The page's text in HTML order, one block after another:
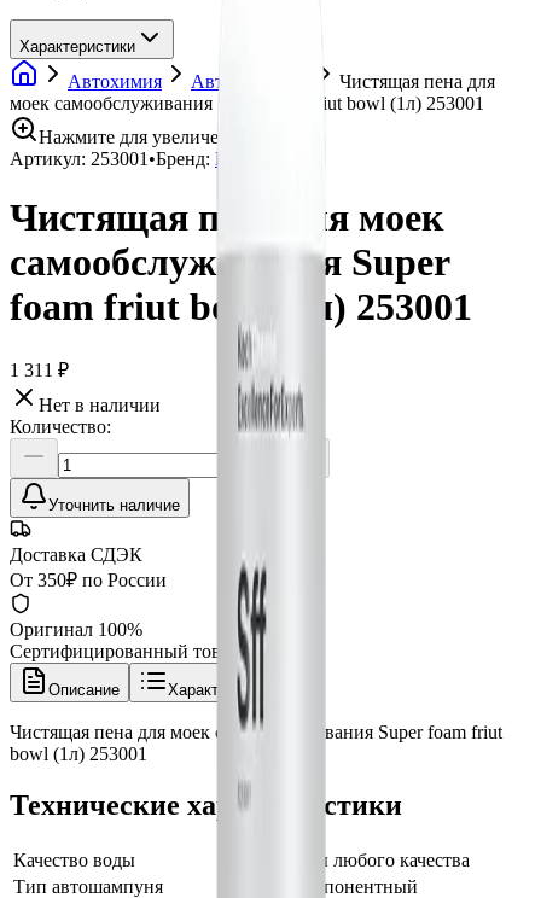
Характеристики
Автохимия Автошампуни
Чистящая пена для
моек самообслуживания Super foam friut bowl (1л) 253001
Нажмите для увеличения
Артикул: 253001 •Бренд: Koch Chemie
Чистящая пена для моек
самообслуживания Super
foam friut bowl (1л) 253001
1 311 ₽
Нет в наличии
Количество:
Уточнить наличие
Доставка СДЭК
От 350₽ по России
Оригинал 100%
Сертифицированный товар
Описание Характеристики
Чистящая пена для моек самообслуживания Super foam friut
bowl (1л) 253001
Технические характеристики
Качество воды
для воды любого качества
Тип автошампуня
однокомпонентный